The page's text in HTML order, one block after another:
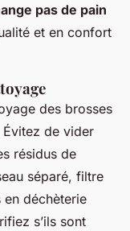
pas de pain
et en confort
des brosses
Évitez de vider
résidus de
séparé, filtre
déchèterie
s’ils sont